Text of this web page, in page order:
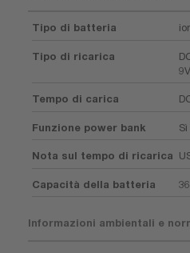
Tipo di batteria
Tipo di ricarica
Tempo di carica
Funzione power bank Sì
Nota sul tempo di ricarica
Capacità della batteria
Informazioni ambientali e